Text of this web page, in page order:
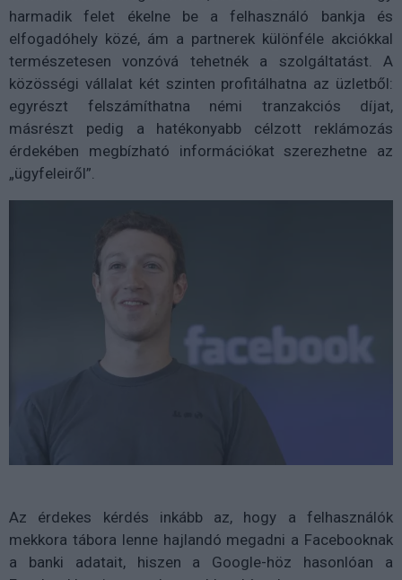
harmadik felet ékelne be a felhasználó bankja és
elfogadóhely közé, ám a partnerek különféle akciókkal
természetesen vonzóvá tehetnék a szolgáltatást. A
közösségi vállalat két szinten profitálhatna az üzletből:
egyrészt felszámíthatna némi tranzakciós díjat,
másrészt pedig a hatékonyabb célzott reklámozás
érdekében megbízható információkat szerezhetne az
„ügyfeleiről”.
Az érdekes kérdés inkább az, hogy a felhasználók
mekkora tábora lenne hajlandó megadni a Facebooknak
a banki adatait, hiszen a Google-höz hasonlóan a